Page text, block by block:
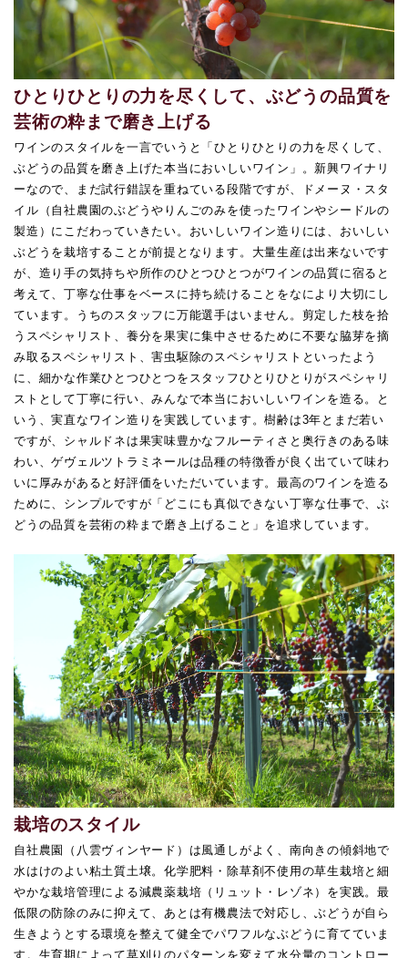
ひとりひとりの力を尽くして、ぶどうの品質を
芸術の粋まで磨き上げる
ワインのスタイルを一言でいうと「ひとりひとりの力を尽くして、
ぶどうの品質を磨き上げた本当においしいワイン」。新興ワイナリ
ーなので、まだ試行錯誤を重ねている段階ですが、ドメーヌ・スタ
イル（自社農園のぶどうやりんごのみを使ったワインやシードルの
製造）にこだわっていきたい。おいしいワイン造りには、おいしい
ぶどうを栽培することが前提となります。大量生産は出来ないです
が、造り手の気持ちや所作のひとつひとつがワインの品質に宿ると
考えて、丁寧な仕事をベースに持ち続けることをなにより大切にし
ています。うちのスタッフに万能選手はいません。剪定した枝を拾
うスペシャリスト、養分を果実に集中させるために不要な脇芽を摘
み取るスペシャリスト、害虫駆除のスペシャリストといったよう
に、細かな作業ひとつひとつをスタッフひとりひとりがスペシャリ
ストとして丁寧に行い、みんなで本当においしいワインを造る。と
いう、実直なワイン造りを実践しています。樹齢は3年とまだ若い
ですが、シャルドネは果実味豊かなフルーティさと奥行きのある味
わい、ゲヴェルツトラミネールは品種の特徴香が良く出ていて味わ
いに厚みがあると好評価をいただいています。最高のワインを造る
ために、シンプルですが「どこにも真似できない丁寧な仕事で、ぶ
どうの品質を芸術の粋まで磨き上げること」を追求しています。
栽培のスタイル
自社農園（八雲ヴィンヤード）は風通しがよく、南向きの傾斜地で
水はけのよい粘土質土壌。化学肥料・除草剤不使用の草生栽培と細
やかな栽培管理による減農薬栽培（リュット・レゾネ）を実践。最
低限の防除のみに抑えて、あとは有機農法で対応し、ぶどうが自ら
生きようとする環境を整えて健全でパワフルなぶどうに育てていま
す。生育期によって草刈りのパターンを変えて水分量のコントロー